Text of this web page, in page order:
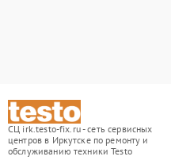
СЦ irk.testo-fix.ru - сеть сервисных
центров в Иркутске по ремонту и
обслуживанию техники Testo